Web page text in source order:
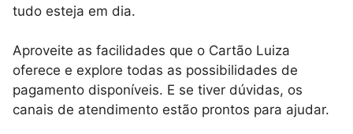
tudo esteja em dia.
Aproveite as facilidades que o Cartão Luiza
oferece e explore todas as possibilidades de
pagamento disponíveis. E se tiver dúvidas, os
canais de atendimento estão prontos para ajudar.